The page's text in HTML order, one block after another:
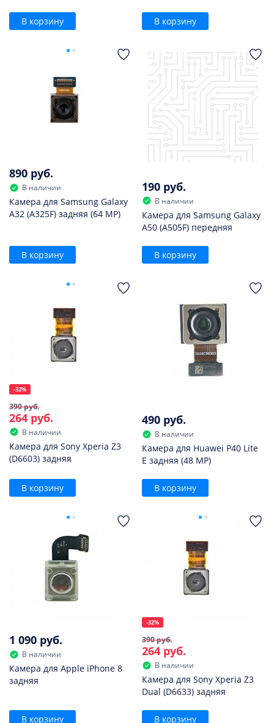
В корзину В корзину
890 руб.
В наличии
Камера для Samsung Galaxy
A32 (A325F) задняя (64 MP)
В корзину
190 руб.
В наличии
Камера для Samsung Galaxy
A50 (A505F) передняя
В корзину
-32%
390 руб.
264 руб.
В наличии
Камера для Sony Xperia Z3
(D6603) задняя
В корзину
490 руб.
В наличии
Камера для Huawei P40 Lite
E задняя (48 MP)
В корзину
1 090 руб.
В наличии
Камера для Apple iPhone 8
задняя
В корзину
-32%
390 руб.
264 руб.
В наличии
Камера для Sony Xperia Z3
Dual (D6633) задняя
В корзину